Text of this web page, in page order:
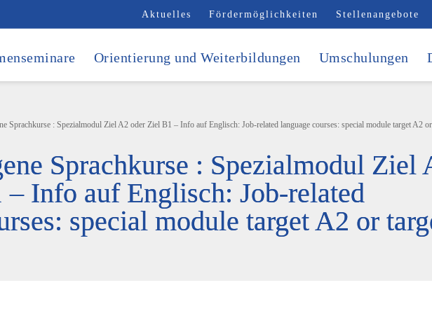
Aktuelles Fördermöglichkeiten Stellenangebote
Orientierung und Weiterbildungen Umschulungen
Sprachkurse : Spezialmodul Ziel A2 oder Ziel B1 – Info auf Englisch: Job-related language courses: special module target A2
Sprachkurse : Spezialmodul Ziel
Info auf Englisch: Job-related
special module target A2 or